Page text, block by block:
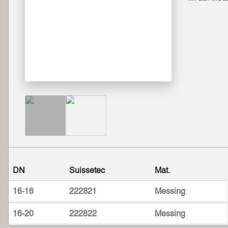
DN Suissetec Mat.
16-16
222821 Messing
16-20
222822 Messing